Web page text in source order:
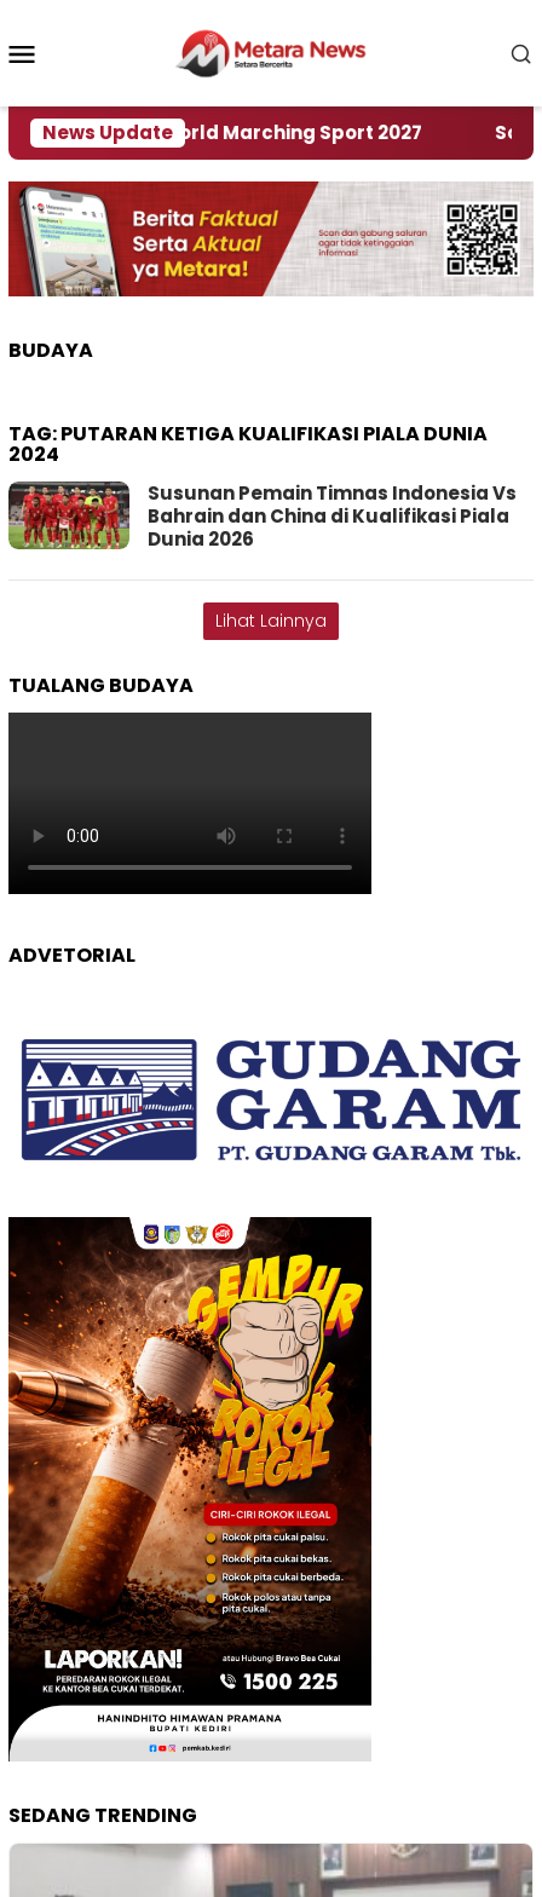
konten
News Update
Rumah World Marching Sport 2027 ‎Soal
BUDAYA
TAG:PUTARAN KETIGA KUALIFIKASI PIALA DUNIA
2024
Susunan Pemain Timnas Indonesia Vs
Bahrain dan China di Kualifikasi Piala
Dunia 2026
Lihat Lainnya
TUALANG BUDAYA
ADVETORIAL
SEDANG TRENDING